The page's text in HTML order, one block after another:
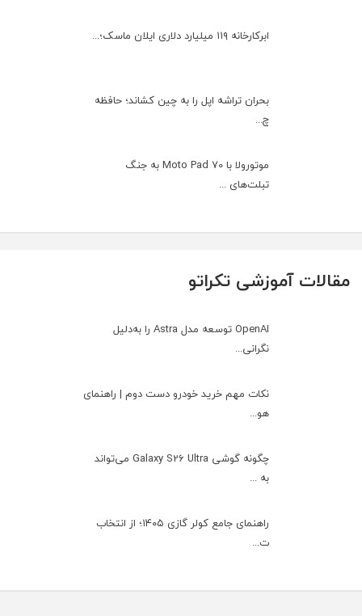
ابرکارخانه ۱۱۹ میلیارد دلاری ایلان ماسک؛...
بحران تراشه اپل را به چین کشاند؛ حافظه
چ...
موتورولا با Moto Pad 70 به جنگ
تبلت‌های ...
مقالات آموزشی تکراتو
OpenAI توسعه مدل Astra را به‌دلیل
نگرانی...
نکات مهم خرید خودرو دست دوم | راهنمای
هو...
چگونه گوشی Galaxy S26 Ultra می‌تواند
به ...
راهنمای جامع کولر گازی ۱۴۰۵؛ از انتخاب
ت...